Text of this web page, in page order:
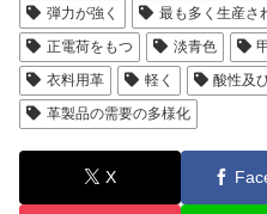
弾力が強く
最も多く生産さ
正電荷をもつ
淡青色
衣料用革
軽く
酸性及
革製品の需要の多様化
X